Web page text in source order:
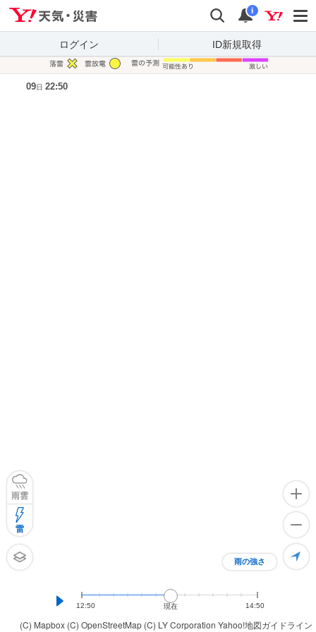
検索 通知
i
ログイン ID新規取得
(C) Mapbox (C) OpenStreetMap (C) LY Corporation Yahoo!地図ガイドライン
雨の強さ
雨雲
雷
12:50 現在 14:50
09日 22:50